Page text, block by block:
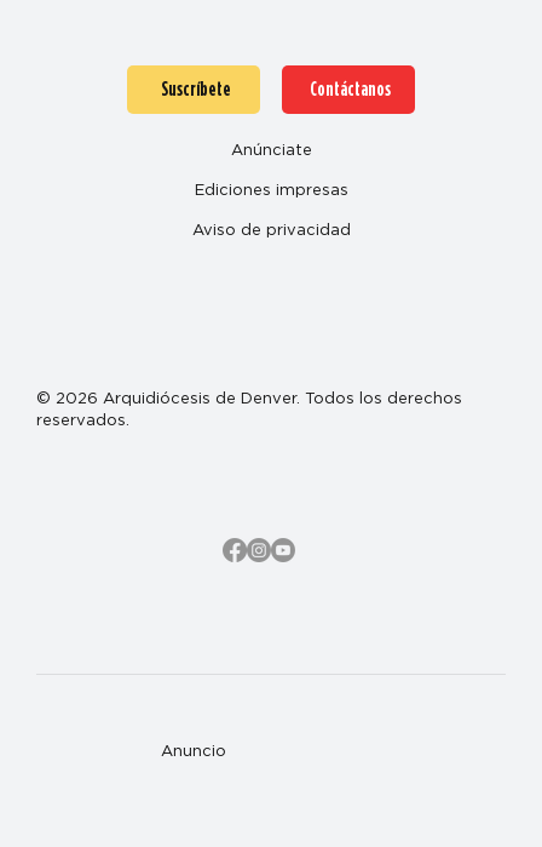
Anuncio
Suscríbete Contáctanos
Anúnciate
Ediciones impresas
Aviso de privacidad
© 2026 Arquidiócesis de Denver. Todos los derechos
reservados.